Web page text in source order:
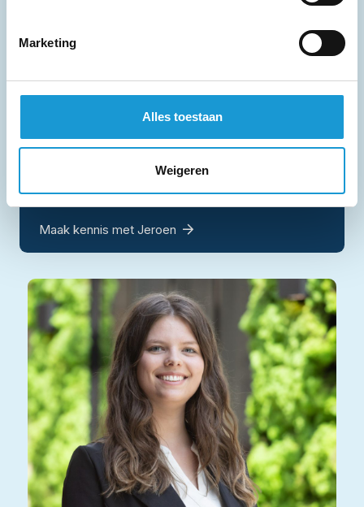
Marketing
Alles toestaan
Weigeren
JeroenBeelen
Bedrijfskundig adviseur
j.beelen@hkb-advies.nl
Maak kennis met Jeroen